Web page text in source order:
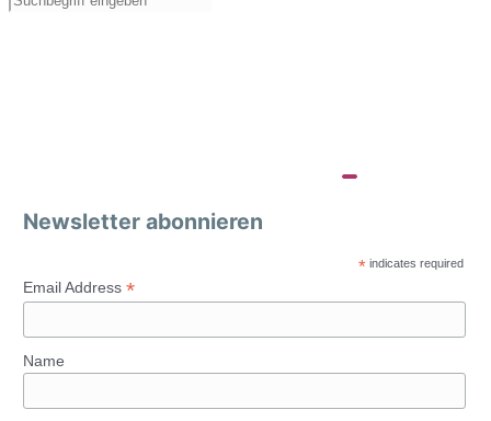
Newsletter abonnieren
* indicates required
Email Address *
Name